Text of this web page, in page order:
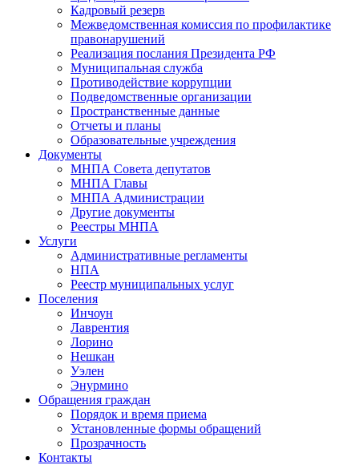
Кадровый резерв
Межведомственная комиссия по профилактике
правонарушений
Реализация послания Президента РФ
Муниципальная служба
Противодействие коррупции
Подведомственные организации
Пространственные данные
Отчеты и планы
Образовательные учреждения
Документы
МНПА Совета депутатов
МНПА Главы
МНПА Администрации
Другие документы
Реестры МНПА
Услуги
Административные регламенты
НПА
Реестр муниципальных услуг
Поселения
Инчоун
Лаврентия
Лорино
Нешкан
Уэлен
Энурмино
Обращения граждан
Порядок и время приема
Установленные формы обращений
Прозрачность
Контакты